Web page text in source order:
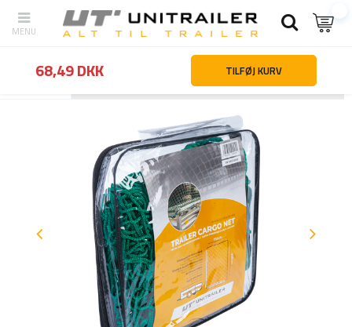
Lastsikring Trailernet Trailernet med
68,49 DKK TILFØJ KURV